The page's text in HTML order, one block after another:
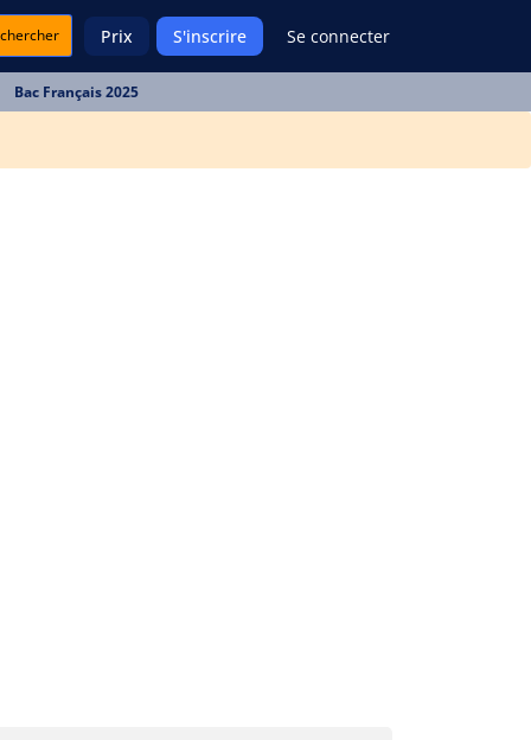
Prix S'inscrire Se connecter
Bac Français 2025